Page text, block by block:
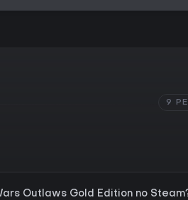
9
Outlaws Gold Edition no